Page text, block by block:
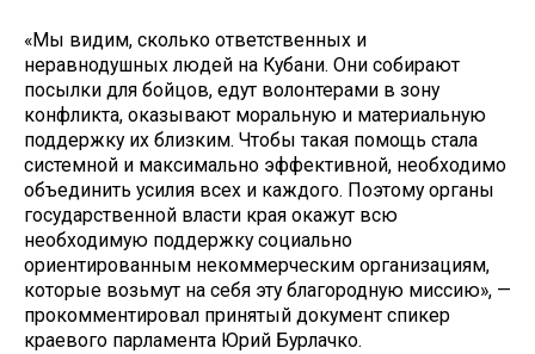
«Мы видим, сколько ответственных и
неравнодушных людей на Кубани. Они собирают
посылки для бойцов, едут волонтерами в зону
конфликта, оказывают моральную и материальную
поддержку их близким. Чтобы такая помощь стала
системной и максимально эффективной, необходимо
объединить усилия всех и каждого. Поэтому органы
государственной власти края окажут всю
необходимую поддержку социально
ориентированным некоммерческим организациям,
которые возьмут на себя эту благородную миссию», —
прокомментировал принятый документ спикер
краевого парламента Юрий Бурлачко.